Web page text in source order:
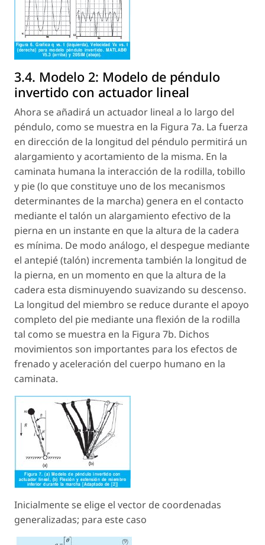
3.4. Modelo 2: Modelo de péndulo
invertido con actuador lineal
Ahora se añadirá un actuador lineal a lo largo del
péndulo, como se muestra en la Figura 7a. La fuerza
en dirección de la longitud del péndulo permitirá un
alargamiento y acortamiento de la misma. En la
caminata humana la interacción de la rodilla, tobillo
y pie (lo que constituye uno de los mecanismos
determinantes de la marcha) genera en el contacto
mediante el talón un alargamiento efectivo de la
pierna en un instante en que la altura de la cadera
es mínima. De modo análogo, el despegue mediante
el antepié (talón) incrementa también la longitud de
la pierna, en un momento en que la altura de la
cadera esta disminuyendo suavizando su descenso.
La longitud del miembro se reduce durante el apoyo
completo del pie mediante una flexión de la rodilla
tal como se muestra en la Figura 7b. Dichos
movimientos son importantes para los efectos de
frenado y aceleración del cuerpo humano en la
caminata.
Inicialmente se elige el vector de coordenadas
generalizadas; para este caso